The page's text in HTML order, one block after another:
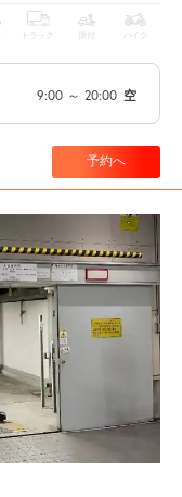
トラック 原付 バイク
9:00 ～ 20:00 空
予約へ